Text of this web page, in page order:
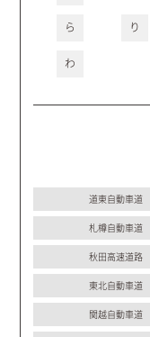
ら り
わ
道東自動車道
札樽自動車道
秋田高速道路
東北自動車道
関越自動車道